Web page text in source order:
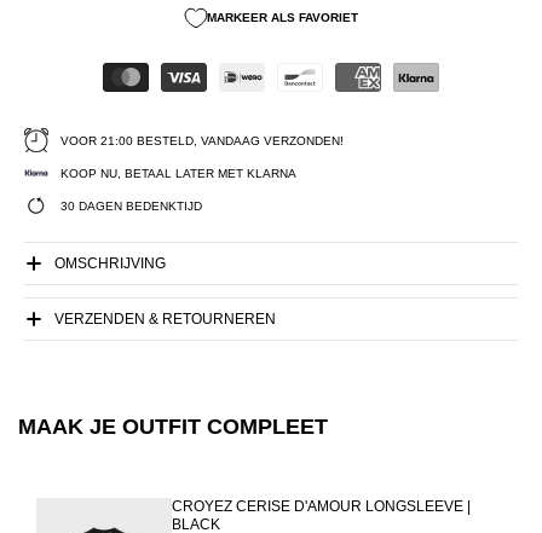
MARKEER ALS FAVORIET
VOOR 21:00 BESTELD, VANDAAG VERZONDEN!
KOOP NU, BETAAL LATER MET KLARNA
30 DAGEN BEDENKTIJD
OMSCHRIJVING
VERZENDEN & RETOURNEREN
MAAK JE OUTFIT COMPLEET
CROYEZ CERISE D'AMOUR LONGSLEEVE |
BLACK